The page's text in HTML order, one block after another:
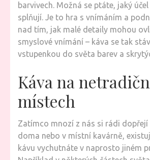
barvivech. Možná se ptáte, jaký
splňují. Je to hra s vnímáním a
nad tím, jak malé detaily mohou
smyslové vnímání – káva se tak
vstupenkou do světa barev a
Káva na
místech
Zatímco mnozí z nás si rádi dopřejí
doma nebo v místní kavárně,
kávu vychutnáte v naprosto jiném